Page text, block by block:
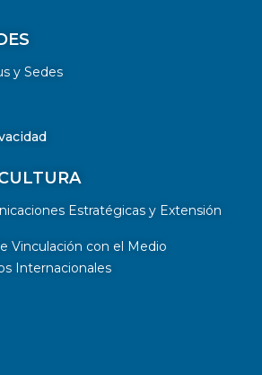
y Sedes
Estratégicas y Extensión
Vinculación con el Medio
Internacionales